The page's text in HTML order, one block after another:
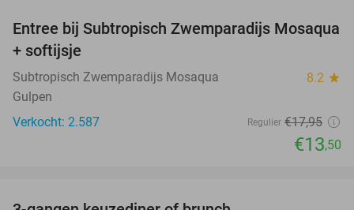
25%
Entree bij Subtropisch Zwemparadijs Mosaqua
+ softijsje
Subtropisch Zwemparadijs Mosaqua 8.2 star
Gulpen
Verkocht: 2.587
Regulier €17,95
€13,50